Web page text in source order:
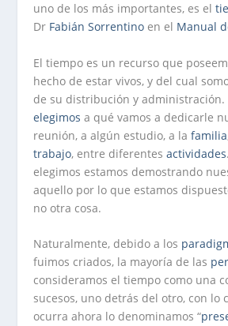
uno de los más importantes, es el
Dr Fabián Sorrentino en el Manual
El tiempo es un recurso que
hecho de estar vivos, y del cual
de su distribución y administración.
elegimos a qué vamos a dedicarle
reunión, a algún estudio, a lafamilia
trabajo, entre diferentesactividades
elegimos estamos demostrando
aquello por lo que estamos
no otra cosa.
Naturalmente, debido a los
fuimos criados, la mayoría de las
consideramos el tiempo como una
sucesos, uno detrás del otro, con lo
ocurra ahora lo denominamos “